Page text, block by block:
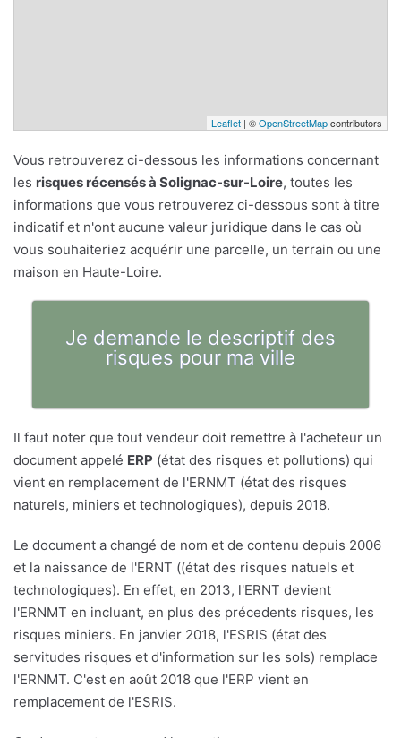
Leaflet | ©OpenStreetMapcontributors
Vous retrouverez ci-dessous les informations concernant
les risques récensés à Solignac-sur-Loire, toutes les
informations que vous retrouverez ci-dessous sont à titre
indicatif et n'ont aucune valeur juridique dans le cas où
vous souhaiteriez acquérir une parcelle, un terrain ou une
maison en Haute-Loire.
Je demande le descriptif des
risques pour ma ville
Il faut noter que tout vendeur doit remettre à l'acheteur un
document appelé ERP (état des risques et pollutions) qui
vient en remplacement de l'ERNMT (état des risques
naturels, miniers et technologiques), depuis 2018.
Le document a changé de nom et de contenu depuis 2006
et la naissance de l'ERNT ((état des risques natuels et
technologiques). En effet, en 2013, l'ERNT devient
l'ERNMT en incluant, en plus des précedents risques, les
risques miniers. En janvier 2018, l'ESRIS (état des
servitudes risques et d'information sur les sols) remplace
l'ERNMT. C'est en août 2018 que l'ERP vient en
remplacement de l'ESRIS.